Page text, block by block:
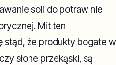
soli do potraw nie
Mit ten
stąd, że produkty bogate w
słone przekąski, są